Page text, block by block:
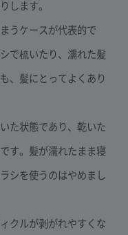
します。
うケースが代表的で
で梳いたり、濡れた髪
、髪にとってよくあり
た状態であり、乾いた
す。髪が濡れたまま寝
シを使うのはやめまし
クルが剥がれやすくな